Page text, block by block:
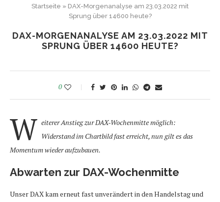
Startseite » DAX-Morgenanalyse am 23.03.2022 mit
Sprung über 14600 heute?
DAX-MORGENANALYSE AM 23.03.2022 MIT
SPRUNG ÜBER 14600 HEUTE?
0
W eiterer Anstieg zur DAX-Wochenmitte möglich:
Widerstand im Chartbild fast erreicht, nun gilt es das
Momentum wieder aufzubauen.
Abwarten zur DAX-Wochenmitte
Unser DAX kam erneut fast unverändert in den Handelstag und